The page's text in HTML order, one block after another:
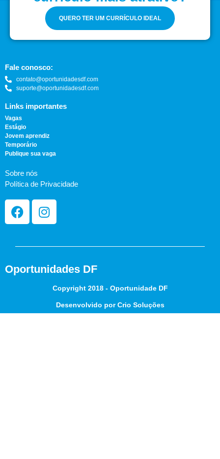
QUERO TER UM CURRÍCULO IDEAL
Fale conosco:
contato@oportunidadesdf.com
suporte@oportunidadesdf.com
Links importantes
Vagas
Estágio
Jovem aprendiz
Temporário
Publique sua vaga
Sobre nós
Política de Privacidade
Oportunidades DF
Copyright 2018 - Oportunidade DF
Desenvolvido por Crio Soluções